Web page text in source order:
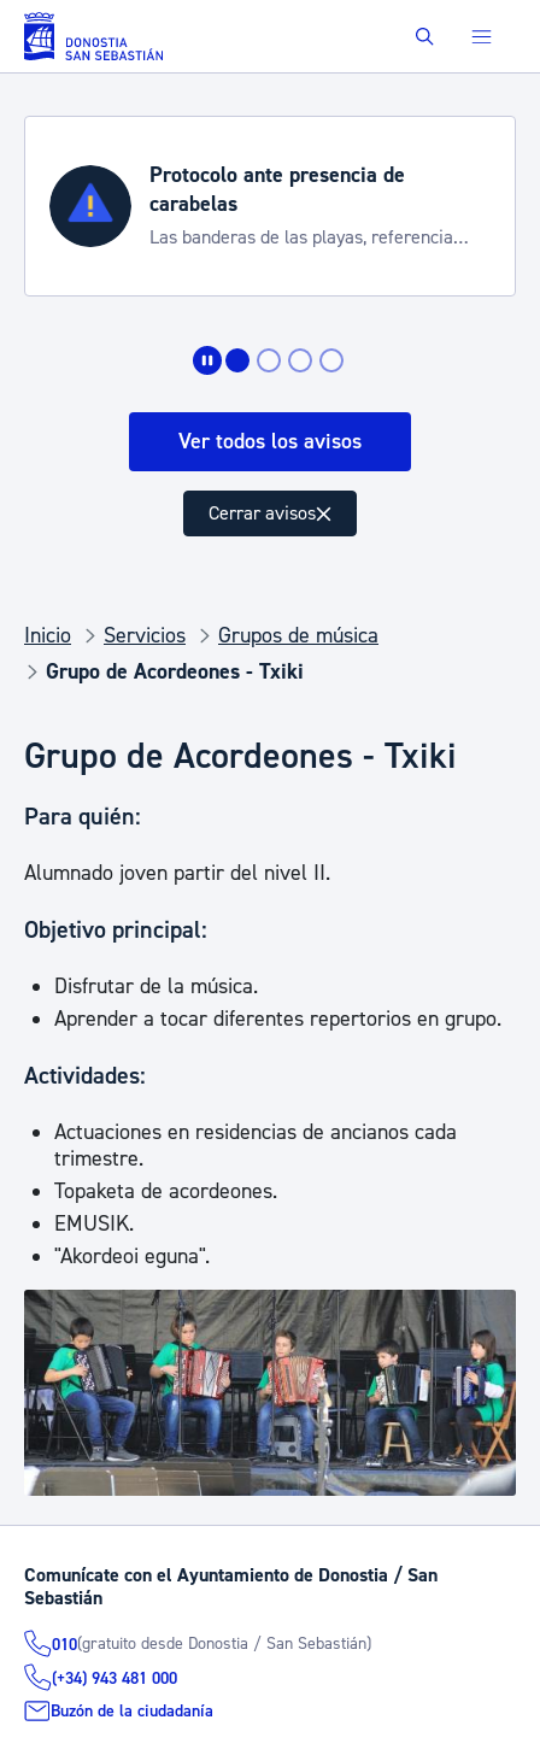
Saltar al contenido principal Buscar
Protocolo ante presencia de
carabelas
Las banderas de las playas, referencia
Ver todos los avisos
Cerrar avisos
Inicio Servicios
Grupos de música
Grupo de Acordeones - Txiki
Grupo de Acordeones - Txiki
Para quién:
Alumnado joven partir del nivel II.
Objetivo principal:
Disfrutar de la música.
Aprender a tocar diferentes repertorios en grupo.
Actividades:
Actuaciones en residencias de ancianos cada
trimestre.
Topaketa de acordeones.
EMUSIK.
"Akordeoi eguna".
Comunícate con el Ayuntamiento de Donostia / San
Sebastián
010(gratuito desde Donostia / San Sebastián)
(+34) 943 481 000
Buzón de la ciudadanía